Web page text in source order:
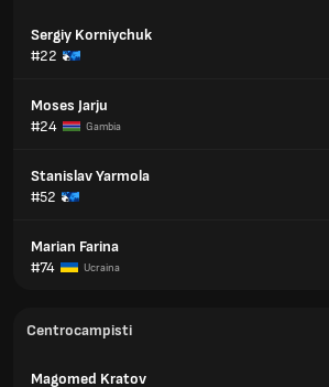
Sergiy Korniychuk
#22
Moses Jarju
#24
Gambia
Stanislav Yarmola
#52
Marian Farina
#74
Ucraina
Centrocampisti
Magomed Kratov